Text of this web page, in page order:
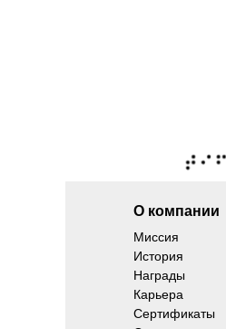
О компании
Миссия
История
Награды
Карьера
Сертификаты